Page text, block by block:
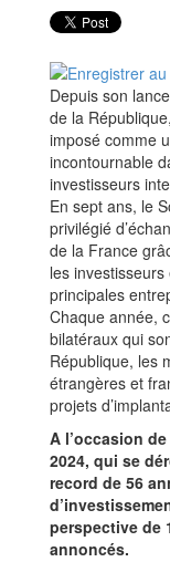
Depuis son
de la
imposé comme
incontournable
investisseurs
En sept ans, le
privilégié
de la France
les
principales
Chaque année,
bilatéraux qui
République, les
étrangères et
projets
A l’occasion
2024, qui se
record de 56
perspective de
annoncés.